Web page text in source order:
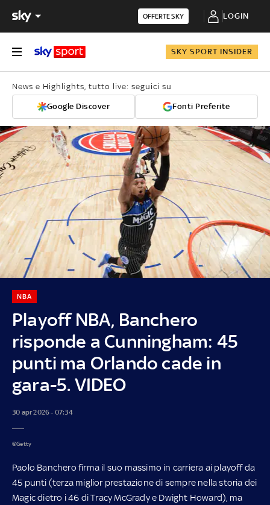
OFFERTE SKY LOGIN
SKY SPORT INSIDER
News e Highlights, tutto live: seguici su
Google Discover Fonti Preferite
Playoff NBA, Banchero
risponde a Cunningham: 45
punti ma Orlando cade in
gara-5. VIDEO
NBA
30 apr 2026 - 07:34
©Getty
Paolo Banchero firma il suo massimo in carriera ai playoff da
45 punti (terza miglior prestazione di sempre nella storia dei
Magic dietro i 46 di Tracy McGrady e Dwight Howard), ma